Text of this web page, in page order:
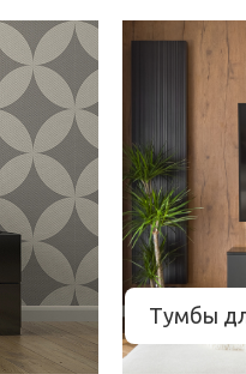
Тумбы